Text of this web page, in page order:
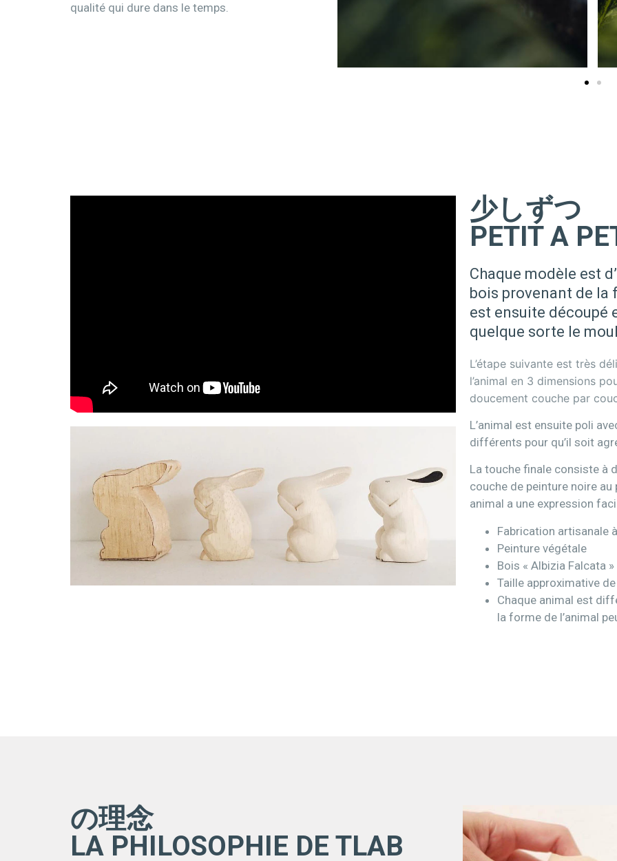
qualité qui dure dans le temps.
少しずつ
PETIT A
Chaque modèle est
bois provenant de la
est ensuite découpé
quelque sorte le
L’étape suivante est très
l’animal en 3 dimensions
doucement couche par
L’animal est ensuite poli
différents pour qu’il soit
La touche finale consiste à
couche de peinture noire
animal a une expression
Fabrication artisanale
Peinture végétale
Bois « Albizia Falcata
Taille approximative
Chaque animal est
la forme de l’animal
の理念
LA PHILOSOPHIE DE TLAB